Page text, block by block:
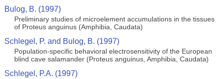
Bulog, B. (1997)
Preliminary studies of microelement accumulations in the tissues
of Proteus anguinus (Amphibia, Caudata)
Schlegel, P. and Bulog, B. (1997)
Population-specific behavioral electrosensitivity of the European
blind cave salamander (Proteus anguinus, Amphibia, Caudata)
Schlegel, P.A. (1997)